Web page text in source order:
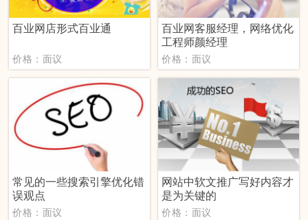
百业网店形式百业通
价格：面议
百业网客服经理，网络优化
工程师颜经理
价格：面议
常见的一些搜索引擎优化错
误观点
价格：面议
网站中软文推广写好内容才
是为关键的
价格：面议